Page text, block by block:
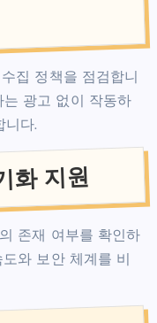
집 정책을 점검합니
는 광고 없이 작동하
니다.
화 지원
존재 여부를 확인하
와 보안 체계를 비